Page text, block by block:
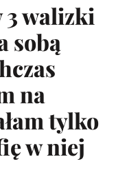
3 walizki
sobą
na
tylko
w niej